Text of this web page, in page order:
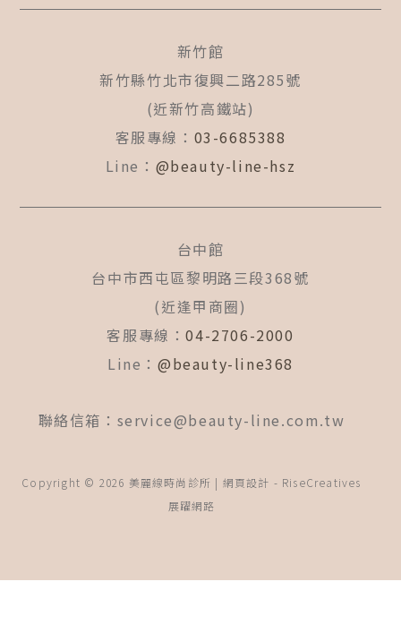
新竹館
新竹縣竹北市復興二路285號
(近新竹高鐵站)
客服專線： 03-6685388
Line： @beauty-line-hsz
台中館
台中市西屯區黎明路三段368號
(近逢甲商圈)
客服專線：04-2706-2000
Line： @beauty-line368
聯絡信箱： service@beauty-line.com.tw
Copyright © 2026 美麗線時尚診所 | 網頁設計 - RiseCreatives
展躍網路